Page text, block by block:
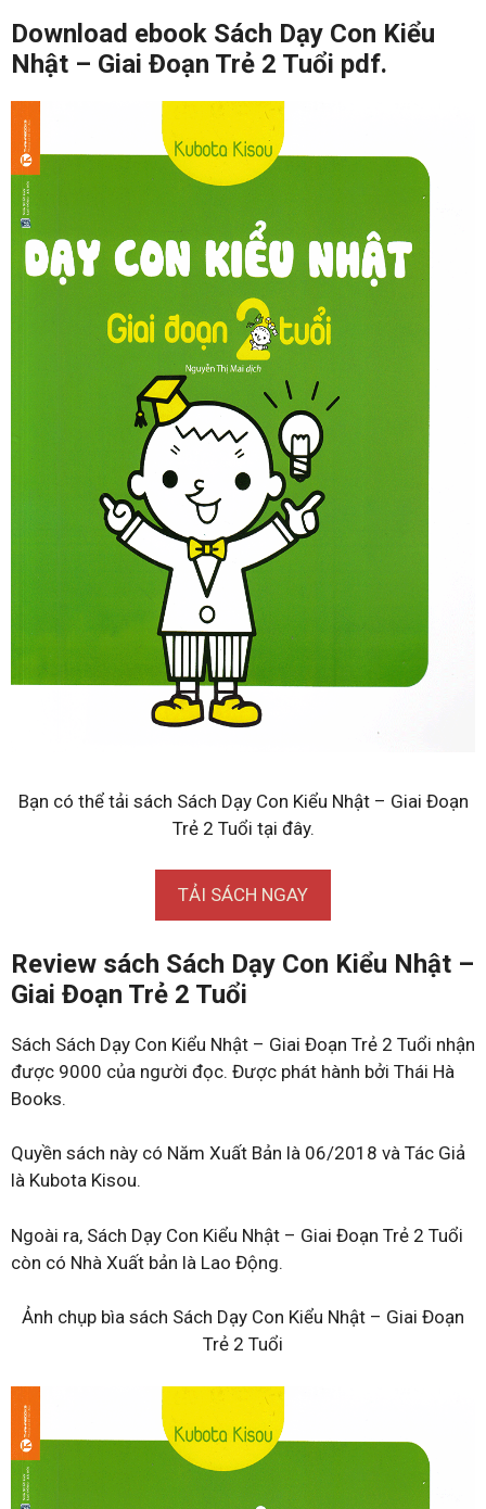
Download ebook Sách Dạy Con Kiểu
Nhật – Giai Đoạn Trẻ 2 Tuổi pdf.
Bạn có thể tải sách Sách Dạy Con Kiểu Nhật – Giai Đoạn
Trẻ 2 Tuổi tại đây.
TẢI SÁCH NGAY
Review sách Sách Dạy Con Kiểu Nhật –
Giai Đoạn Trẻ 2 Tuổi
Sách Sách Dạy Con Kiểu Nhật – Giai Đoạn Trẻ 2 Tuổi nhận
được 9000 của người đọc. Được phát hành bởi Thái Hà
Books.
Quyền sách này có Năm Xuất Bản là 06/2018 và Tác Giả
là Kubota Kisou.
Ngoài ra, Sách Dạy Con Kiểu Nhật – Giai Đoạn Trẻ 2 Tuổi
còn có Nhà Xuất bản là Lao Động.
Ảnh chụp bìa sách Sách Dạy Con Kiểu Nhật – Giai Đoạn
Trẻ 2 Tuổi